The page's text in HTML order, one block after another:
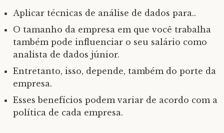
Aplicar técnicas de análise de dados para..
O tamanho da empresa em que você trabalha
também pode influenciar o seu salário como
analista de dados júnior.
Entretanto, isso, depende, também do porte da
empresa.
Esses benefícios podem variar de acordo com a
política de cada empresa.